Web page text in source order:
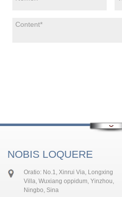
NOBIS LOQUERE
Oratio: No.1, Xinrui Via, Longxing
Villa, Wuxiang oppidum, Yinzhou,
Ningbo, Sina